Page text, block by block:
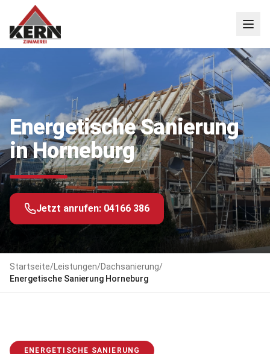
Energetische Sanierung
in Horneburg
Jetzt anrufen: 04166 386
Startseite/ Leistungen/Dachsanierung/
Energetische Sanierung Horneburg
ENERGETISCHE SANIERUNG